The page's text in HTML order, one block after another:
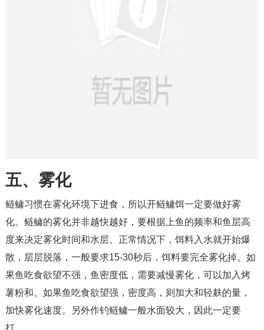
五、雾化
鲢鳙习惯在雾化环境下进食，所以开鲢鳙饵一定要做好雾
化。鲢鳙的雾化并非越快越好，要根据上鱼的频率和鱼层高
度来决定雾化时间和水层。正常情况下，饵料入水就开始爆
散，层层脱落，一般要求15-30秒后，饵料要完全雾化掉。如
果鱼吃食欲望不强，鱼密度低，需要减慢雾化，可以加入烤
薯粉和。如果鱼吃食欲望强，密度高，则加大和轻麸的量，
加快雾化速度。另外作钓鲢鳙一般水面较大，因此一定要
打。